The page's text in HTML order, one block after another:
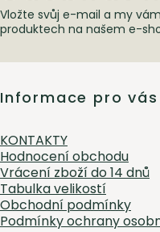
Zápatí
Informace pro vás
KONTAKTY
Hodnocení obchodu
Vrácení zboží do 14 dnů
Tabulka velikostí
Obchodní podmínky
Podmínky ochrany
Vložte svůj e-mail a my
produktech na našem e-